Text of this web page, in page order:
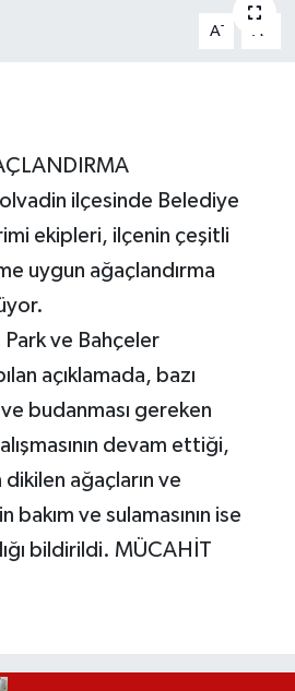
A- A
ilçesinde Belediye
ekipleri, ilçenin çeşitli
uygun ağaçlandırma
ve Bahçeler
açıklamada, bazı
budanması gereken
devam ettiği,
ağaçların ve
ve sulamasının ise
bildirildi. MÜCAHİT